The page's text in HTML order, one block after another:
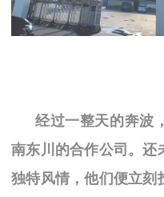
经过一整天的奔波
南东川的合作公司 。还
独特风情，他们便立刻